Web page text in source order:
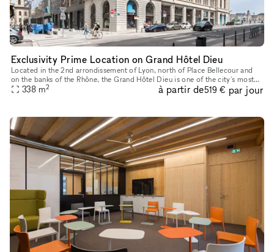
Exclusivity Prime Location on Grand Hôtel Dieu
Located in the 2nd arrondissement of Lyon, north of Place Bellecour and
on the banks of the Rhône, the Grand Hôtel Dieu is one of the city's most
emblematic places. We offer several locations for a P
338 m2 à partir de519 € par jour